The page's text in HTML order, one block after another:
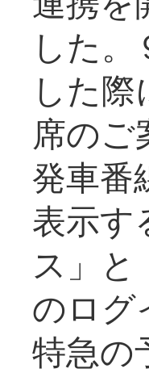
した
した
席のご
発車番
表示す
ス」と
のログ
特急の